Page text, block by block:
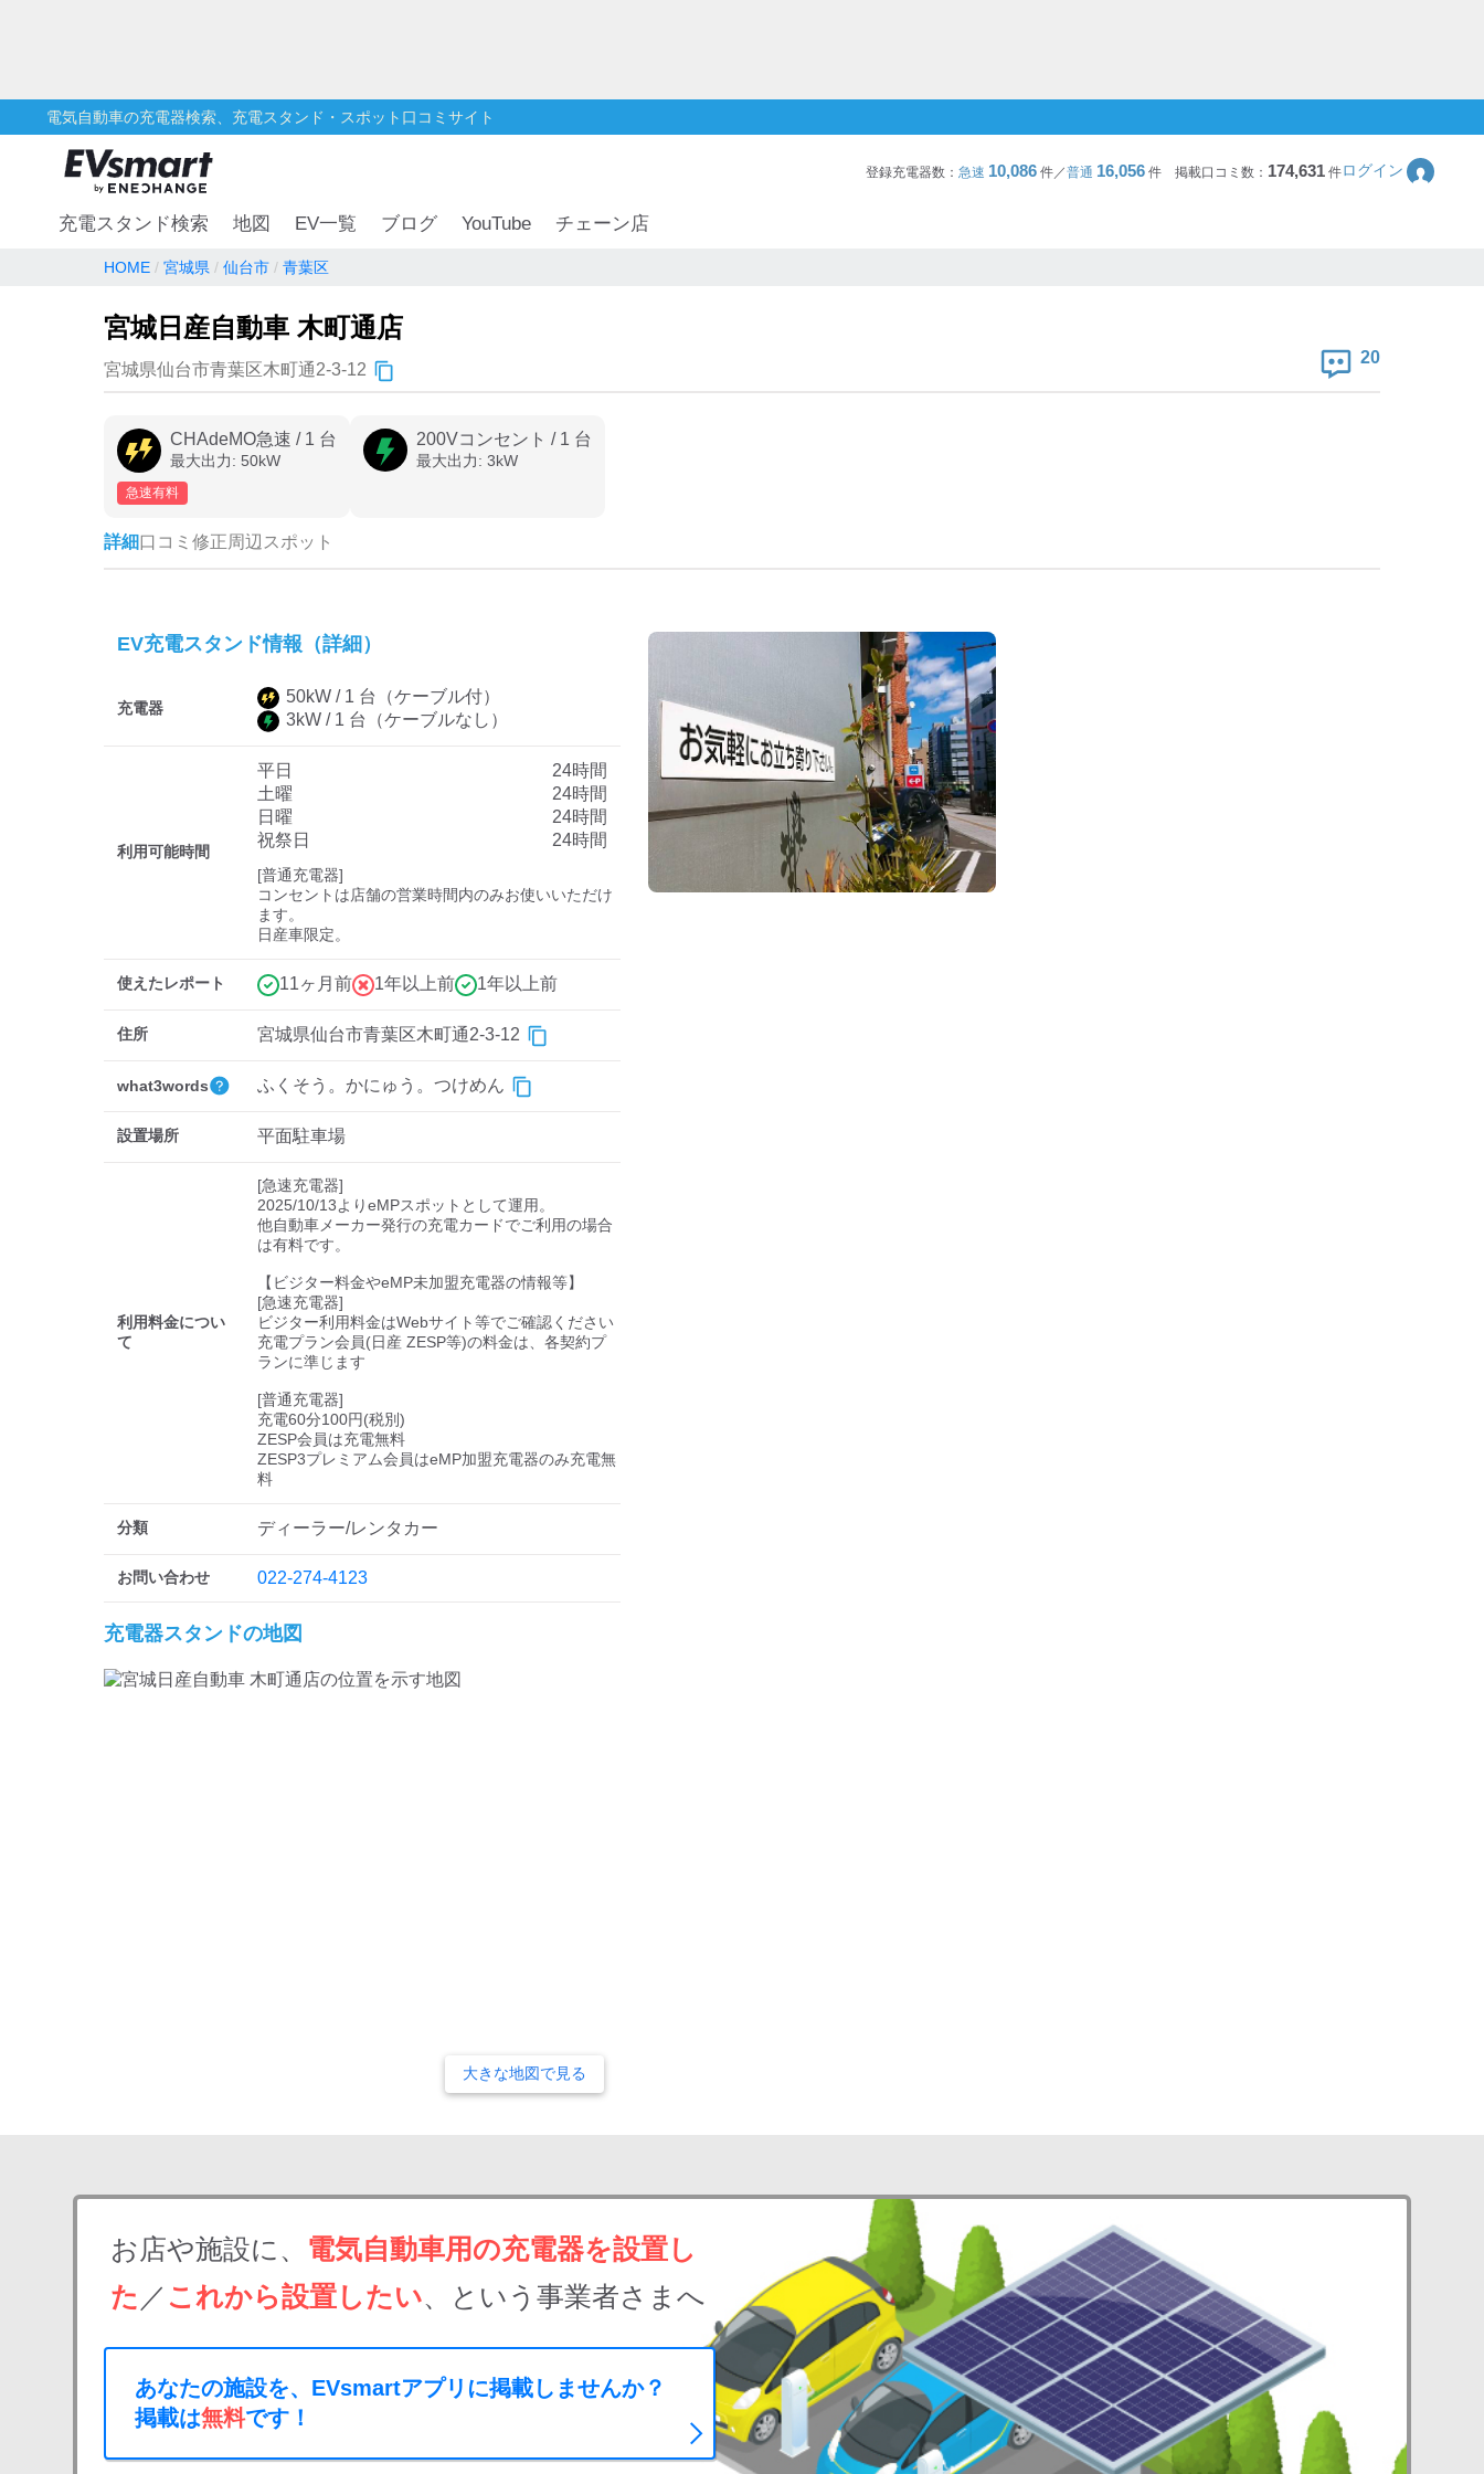
電気自動車の充電器検索、充電スタンド・スポット口コミサイト
登録充電器数： 急速 10,086 件／普通 16,056 件 掲載口コミ数： 174,631件ログイン
充電スタンド検索 地図 EV一覧 ブログ YouTube チェーン店
HOME 宮城県 仙台市 青葉区
宮城日産自動車 木町通店
宮城県仙台市青葉区木町通2-3-12
20
CHAdeMO急速 / 1 台
最大出力: 50kW
急速有料
200Vコンセント / 1 台
最大出力: 3kW
詳細口コミ 修正周辺スポット
EV充電スタンド情報（詳細）
充電器
50kW / 1 台
（ケーブル付）
3kW / 1 台 （ケーブルなし）
利用可能時間
平日
24時間
土曜
24時間
日曜
24時間
祝祭日
24時間
[普通充電器]
コンセントは店舗の営業時間内のみお使いいただけ
ます。
日産車限定。
使えたレポート 11ヶ月前 1年以上前 1年以上前
住所 宮城県仙台市青葉区木町通2-3-12
what3words ふくそう。かにゅう。つけめん
設置場所 平面駐車場
利用料金につい
て
[急速充電器]
2025/10/13よりeMPスポットとして運用。
他自動車メーカー発行の充電カードでご利用の場合
は有料です。
【ビジター料金やeMP未加盟充電器の情報等】
[急速充電器]
ビジター利用料金はWebサイト等でご確認ください
充電プラン会員(日産 ZESP等)の料金は、各契約プ
ランに準じます
[普通充電器]
充電60分100円(税別)
ZESP会員は充電無料
ZESP3プレミアム会員はeMP加盟充電器のみ充電無
料
分類 ディーラー/レンタカー
お問い合わせ 022-274-4123
充電器スタンドの地図
大きな地図で見る
お店や施設に、 電気自動車用の充電器を設置し
た ／ これから設置したい、という事業者さまへ
あなたの施設を、EVsmartアプリに掲載しませんか？
掲載は無料です！